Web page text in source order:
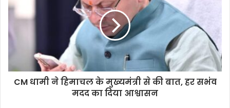
CM धामी ने हिमाचल के मुख्यमंत्री से की बात, हर सभंव
मदद का दिया आश्वासन